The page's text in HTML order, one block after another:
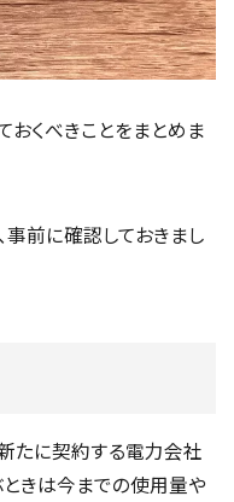
くべきことをまとめま
事前に確認しておきまし
たに契約する電力会社
ときは今までの使用量や